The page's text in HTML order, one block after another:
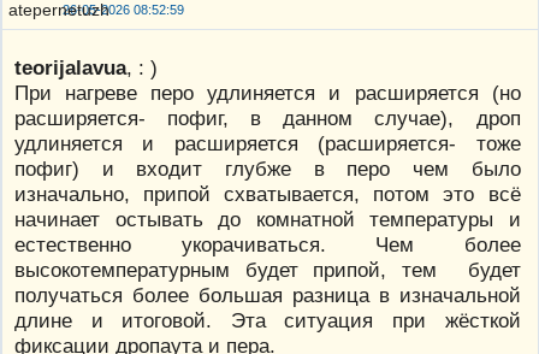
26-05-2026 08:52:59
teorijalavua, : )
При нагреве перо удлиняется и расширяется (но
расширяется- пофиг, в данном случае), дроп
удлиняется и расширяется (расширяется- тоже
пофиг) и входит глубже в перо чем было
изначально, припой схватывается, потом это всё
начинает остывать до комнатной температуры и
естественно укорачиваться. Чем более
высокотемпературным будет припой, тем будет
получаться более большая разница в изначальной
длине и итоговой. Эта ситуация при жёсткой
фиксации дропаута и пера.